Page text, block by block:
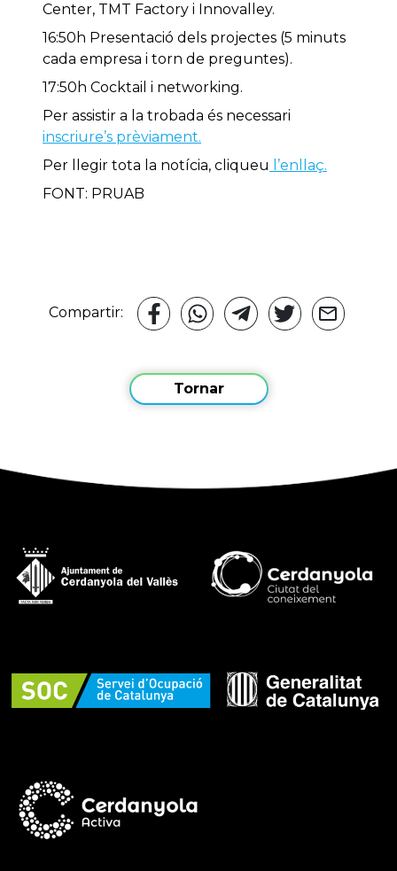
Center, TMT Factory i Innovalley.
16:50h Presentació dels projectes (5 minuts
cada empresa i torn de preguntes).
17:50h Cocktail i networking.
Per assistir a la trobada és necessari
inscriure’s prèviament.
Per llegir tota la notícia, cliqueu
l’enllaç.
FONT: PRUAB
Compartir:
Tornar